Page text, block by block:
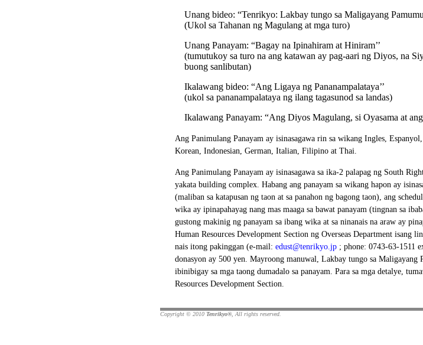
Unang bideo: “Tenrikyo: Lakbay tungo sa Maligayang
(Ukol sa Tahanan ng Magulang at mga turo)
Unang Panayam: “Bagay na Ipinahiram at Hiniram’’
(tumutukoy sa turo na ang katawan ay pag-aari ng Diyos, na
buong sanlibutan)
Ikalawang bideo: “Ang Ligaya ng Pananampalataya’’
(ukol sa pananampalataya ng ilang tagasunod sa landas)
Ikalawang Panayam: “Ang Diyos Magulang, si Oyasama at ang
Ang Panimulang Panayam ay isinasagawa rin sa wikang Ingles,
Korean, Indonesian, German, Italian, Filipino at Thai.
Ang Panimulang Panayam ay isinasagawa sa ika-2 palapag ng South
yakata building complex. Habang ang panayam sa wikang hapon ay
(maliban sa katapusan ng taon at sa panahon ng bagong taon), ang
wika ay ipinapahayag nang mas maaga sa bawat panayam (tingnan sa
gustong makinig ng panayam sa ibang wika at sa ninanais na araw ay
Human Resources Development Section ng Overseas Department isang
nais itong pakinggan (e-mail: edust@tenrikyo.jp ; phone: 0743-63-1511
donasyon ay 500 yen. Mayroong manuwal, Lakbay tungo sa Maligayang
ibinibigay sa mga taong dumadalo sa panayam. Para sa mga detalye,
Resources Development Section.
Copyright © 2010 Tenrikyo® , All rights reserved.